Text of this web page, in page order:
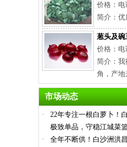
价格：电
简介：优
葱头及碗
价格：电
简介：我
角，产地
市场动态
·
22年专注一根白萝卜！
极致单品，守稳江城菜
·
全年不断供！白沙洲洪